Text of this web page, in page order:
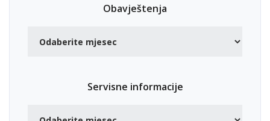
Obavještenja
Servisne informacije